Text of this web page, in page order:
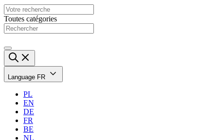
Toutes catégories
Language FR
PL
EN
DE
FR
BE
NL